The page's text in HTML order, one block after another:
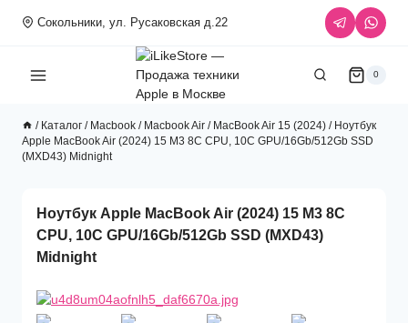
Сокольники, ул. Русаковская д.22
0
/ Каталог / Macbook / Macbook Air / MacBook Air 15 (2024) / Ноутбук
Apple MacBook Air (2024) 15 M3 8C CPU, 10C GPU/16Gb/512Gb SSD
(MXD43) Midnight
Ноутбук Apple MacBook Air (2024) 15 M3 8C
CPU, 10C GPU/16Gb/512Gb SSD (MXD43)
Midnight